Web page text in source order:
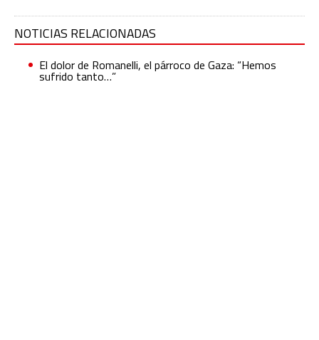
NOTICIAS RELACIONADAS
El dolor de Romanelli, el párroco de Gaza: “Hemos
sufrido tanto…”